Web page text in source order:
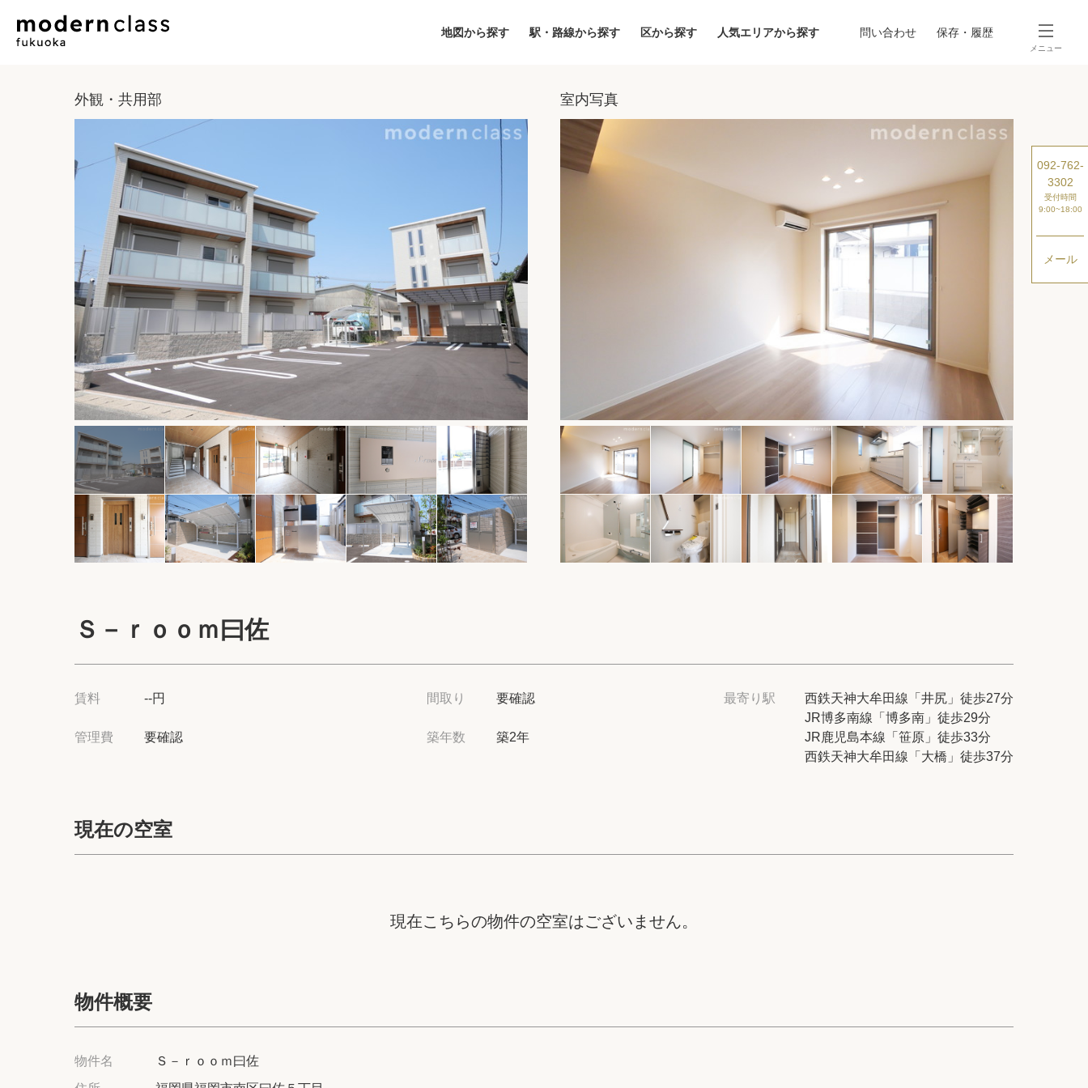
地図から探す 駅・路線から探す 区から探す 人気エリアから探す 問い合わせ 保存・履歴
メニュー
駅・路線から探す
保存した物件
閲覧履歴
保存した検索条件
店舗・スタッフ紹介
希望条件を伝えてプロに探してもらう
高級賃貸物件コラム modern classについて
会社概要
クッキーポリシー
外観・共用部 室内写真
Ｓ－ｒｏｏｍ曰佐
賃料 --円 間取り 要確認
管理費 要確認 築年数 築2年
最寄り駅
西鉄天神大牟田線「井尻」徒歩27分
JR博多南線「博多南」徒歩29分
JR鹿児島本線「笹原」徒歩33分
西鉄天神大牟田線「大橋」徒歩37分
現在の空室
現在こちらの物件の空室はございません。
物件概要
物件名
Ｓ－ｒｏｏｍ曰佐
092-762-
3302
受付時間
9:00~18:00
メール